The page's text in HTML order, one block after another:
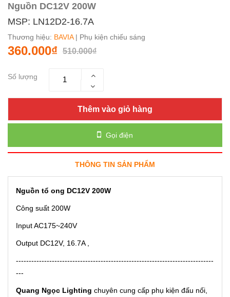
Nguồn DC12V 200W
MSP: LN12D2-16.7A
Thương hiệu: BAVIA| Phụ kiện chiếu sáng
360.000₫ 510.000₫
Số lượng
Thêm vào giỏ hàng
Gọi điện
THÔNG TIN SẢN PHẨM
Nguồn tổ ong DC12V 200W
Công suất 200W
Input AC175~240V
Output DC12V, 16.7A ,
-----------------------------------------------------------------------------
---
Quang Ngọc Lighting chuyên cung cấp phụ kiện đấu nối,